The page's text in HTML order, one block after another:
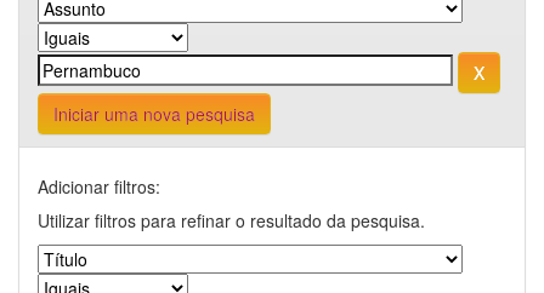
Iniciar uma nova pesquisa
Adicionar filtros:
Utilizar filtros para refinar o resultado da pesquisa.